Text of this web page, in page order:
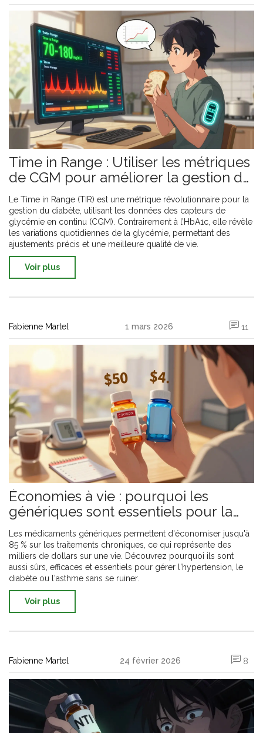
Time in Range : Utiliser les métriques
de CGM pour améliorer la gestion du
diabète
Le Time in Range (TIR) est une métrique révolutionnaire pour la
gestion du diabète, utilisant les données des capteurs de
glycémie en continu (CGM). Contrairement à l’HbA1c, elle révèle
les variations quotidiennes de la glycémie, permettant des
ajustements précis et une meilleure qualité de vie.
Voir plus
Fabienne Martel 1 mars 2026 11
Économies à vie : pourquoi les
génériques sont essentiels pour la
gestion des maladies chroniques
Les médicaments génériques permettent d'économiser jusqu'à
85 % sur les traitements chroniques, ce qui représente des
milliers de dollars sur une vie. Découvrez pourquoi ils sont
aussi sûrs, efficaces et essentiels pour gérer l'hypertension, le
diabète ou l'asthme sans se ruiner.
Voir plus
Fabienne Martel 24 février 2026 8